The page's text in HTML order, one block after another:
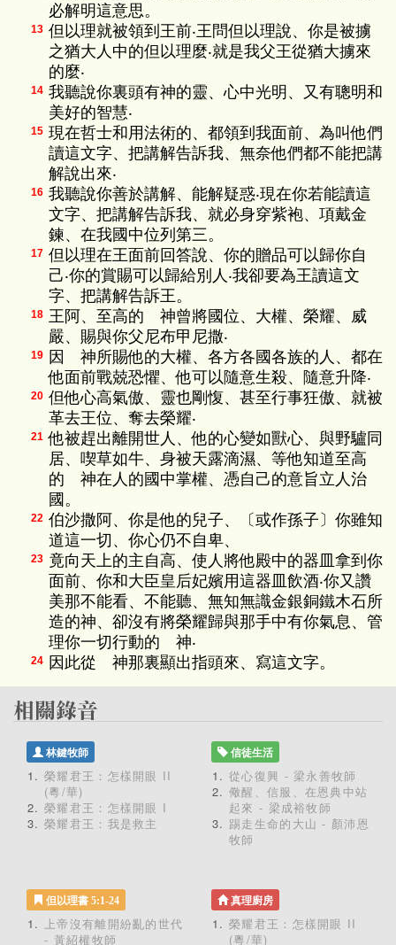
必解明這意思。
13 但以理就被領到王前‧王問但以理說、你是被擄
之猶大人中的但以理麼‧就是我父王從猶大擄來
的麼‧
14 我聽說你裏頭有神的靈、心中光明、又有聰明和
美好的智慧‧
15 現在哲士和用法術的、都領到我面前、為叫他們
讀這文字、把講解告訴我、無奈他們都不能把講
解說出來‧
16 我聽說你善於講解、能解疑惑‧現在你若能讀這
文字、把講解告訴我、就必身穿紫袍、項戴金
鍊、在我國中位列第三。
17 但以理在王面前回答說、你的贈品可以歸你自
己‧你的賞賜可以歸給別人‧我卻要為王讀這文
字、把講解告訴王。
18 王阿、至高的 神曾將國位、大權、榮耀、威
嚴、賜與你父尼布甲尼撒‧
19
因 神所賜他的大權、各方各國各族的人、都在
他面前戰兢恐懼、他可以隨意生殺、隨意升降‧
20 但他心高氣傲、靈也剛愎、甚至行事狂傲、就被
革去王位、奪去榮耀‧
21 他被趕出離開世人、他的心變如獸心、與野驢同
居、喫草如牛、身被天露滴濕、等他知道至高
的 神在人的國中掌權、憑自己的意旨立人治
國。
22 伯沙撒阿、你是他的兒子、〔或作孫子〕你雖知
道這一切、你心仍不自卑、
23 竟向天上的主自高、使人將他殿中的器皿拿到你
面前、你和大臣皇后妃嬪用這器皿飲酒‧你又讚
美那不能看、不能聽、無知無識金銀銅鐵木石所
造的神、卻沒有將榮耀歸與那手中有你氣息、管
理你一切行動的 神‧
24 因此從 神那裏顯出指頭來、寫這文字。
林鍵牧師
榮耀君王：怎樣開眼 II
(粵/華)
榮耀君王：怎樣開眼 I
榮耀君王：我是救主
信徒生活
從心復興 - 梁永善牧師
儆醒、信服、在恩典中站
起來 - 梁成裕牧師
踢走生命的大山 - 顏沛恩
牧師
但以理書 5:1-24
上帝沒有離開紛亂的世代
- 黃紹權牧師
真理廚房
榮耀君王：怎樣開眼 II
(粵/華)